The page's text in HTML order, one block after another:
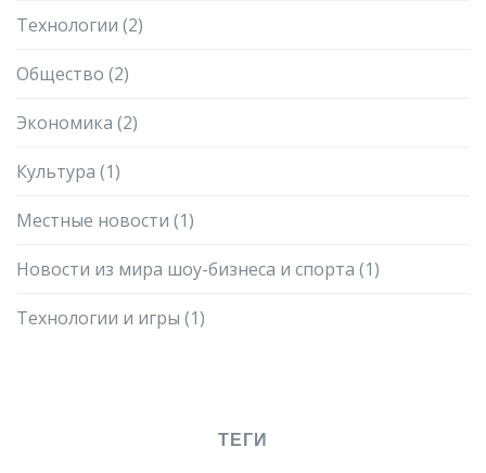
Технологии (2)
Общество (2)
Экономика (2)
Культура (1)
Местные новости (1)
Новости из мира шоу-бизнеса и спорта (1)
Технологии и игры (1)
ТЕГИ